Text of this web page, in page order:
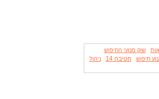
שוק מנועי החיפוש
חיפוש חטיבה 14
ניהול